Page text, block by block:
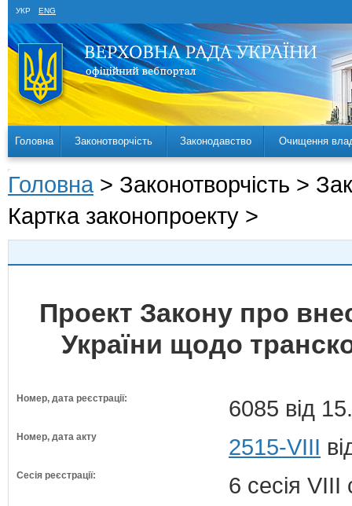
УКР ENG
Головна Законотворчість Законодавство Очищення
Головна > Законотворчість >
Картка законопроекту >
Проект Закону про
України щодо
Номер, дата реєстрації: 6085 від
Номер, дата акту 2515-VIII
Сесія реєстрації: 6 сесія VIII